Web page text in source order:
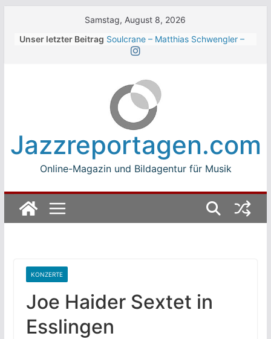
Samstag, August 8, 2026
Unser letzter Beitrag Soulcrane – Matthias Schwengler –
Walter Trout Band beim Winterbach
Zeltspektakel 2026
The Cinelli Brothers beim
Winterbach Zeltspektakel 2026
Jean-Michel Jarre bei den jazz open
Modena auf der Piazza Roma 2026
Jazzreportagen.com
Online-Magazin und Bildagentur für Musik
KONZERTE
Joe Haider Sextet in
Esslingen